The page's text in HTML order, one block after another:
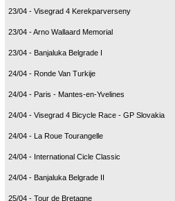
23/04 - Visegrad 4 Kerekparverseny
23/04 - Arno Wallaard Memorial
23/04 - Banjaluka Belgrade I
24/04 - Ronde Van Turkije
24/04 - Paris - Mantes-en-Yvelines
24/04 - Visegrad 4 Bicycle Race - GP Slovakia
24/04 - La Roue Tourangelle
24/04 - International Cicle Classic
24/04 - Banjaluka Belgrade II
25/04 - Tour de Bretagne